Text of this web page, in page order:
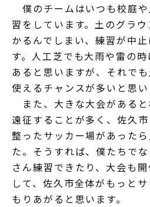
僕のチームはいつも校庭
習をしています。土のグラ
かるんでしまい、練習が中
す。人工芝でも大雨や雷の
あると思いますが、それで
使えるチャンスが多いと思い
また、大きな大会がある
遠征することが多く、佐久
整ったサッカー場があった
た。そうすれば、僕たちで
さん練習できたり、大会も
して、佐久市全体がもっと
もりあがると思います。